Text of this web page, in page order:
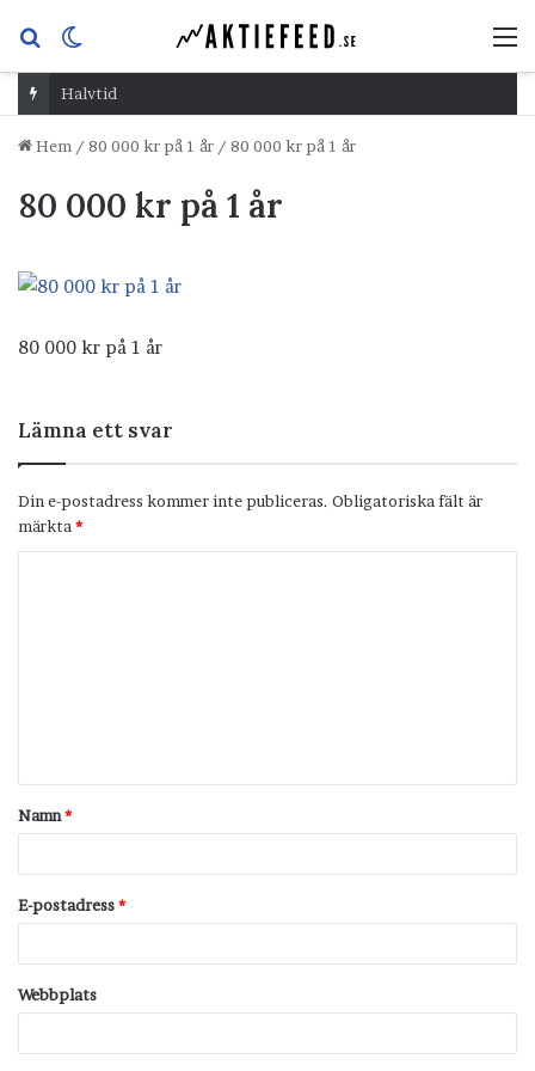
Sök
efterskin
Halvtid
Hem / 80 000 kr på 1 år / 80 000 kr på 1 år
80 000 kr på 1 år
80 000 kr på 1 år
Lämna ett svar
Din e-postadress kommer inte publiceras. Obligatoriska fält är
märkta *
t
a
Namn*
E-postadress*
Webbplats